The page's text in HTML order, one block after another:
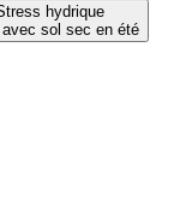
hydrique
sol sec en été